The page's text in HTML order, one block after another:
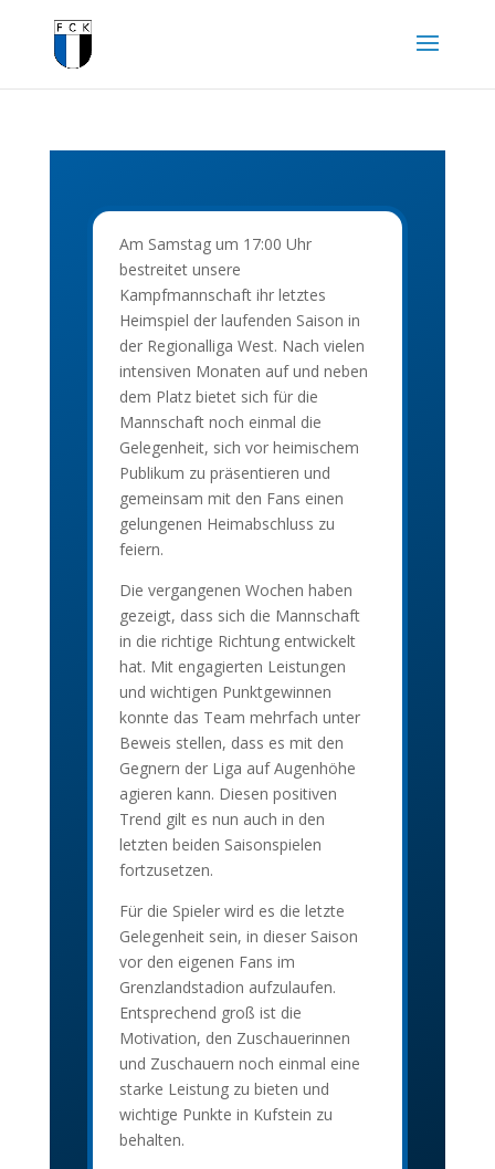
Am Samstag um 17:00 Uhr
bestreitet unsere
Kampfmannschaft ihr letztes
Heimspiel der laufenden Saison in
der Regionalliga West. Nach vielen
intensiven Monaten auf und neben
dem Platz bietet sich für die
Mannschaft noch einmal die
Gelegenheit, sich vor heimischem
Publikum zu präsentieren und
gemeinsam mit den Fans einen
gelungenen Heimabschluss zu
feiern.
Die vergangenen Wochen haben
gezeigt, dass sich die Mannschaft
in die richtige Richtung entwickelt
hat. Mit engagierten Leistungen
und wichtigen Punktgewinnen
konnte das Team mehrfach unter
Beweis stellen, dass es mit den
Gegnern der Liga auf Augenhöhe
agieren kann. Diesen positiven
Trend gilt es nun auch in den
letzten beiden Saisonspielen
fortzusetzen.
Für die Spieler wird es die letzte
Gelegenheit sein, in dieser Saison
vor den eigenen Fans im
Grenzlandstadion aufzulaufen.
Entsprechend groß ist die
Motivation, den Zuschauerinnen
und Zuschauern noch einmal eine
starke Leistung zu bieten und
wichtige Punkte in Kufstein zu
behalten.